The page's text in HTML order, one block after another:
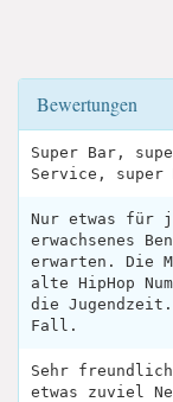
Bewertungen
Super Bar,
Service, super
Nur etwas für
erwachsenes
erwarten. Die
alte HipHop
die
Fall.
Sehr
etwas zuviel